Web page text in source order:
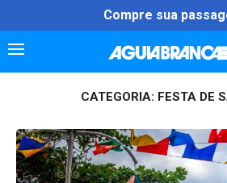
to
content
Compre sua
CATEGORIA: FESTA DE